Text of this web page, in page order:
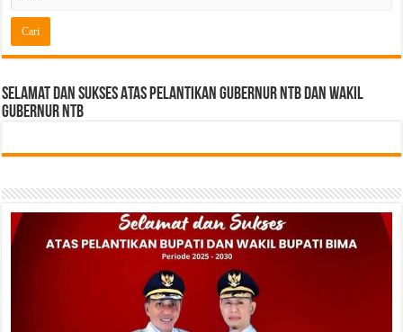
Selamat dan sukses Atas pelantikan Gubernur NTB Dan Wakil
gubernur NTB